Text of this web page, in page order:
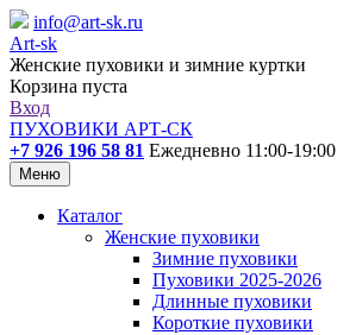
info@art-sk.ru
Art-sk
Женские пуховики и зимние куртки
Корзина пуста
Вход
ПУХОВИКИ АРТ-СК
+7 926 196 58 81 Ежедневно 11:00-19:00
Меню
Каталог
Женские пуховики
Зимние пуховики
Пуховики 2025-2026
Длинные пуховики
Короткие пуховики